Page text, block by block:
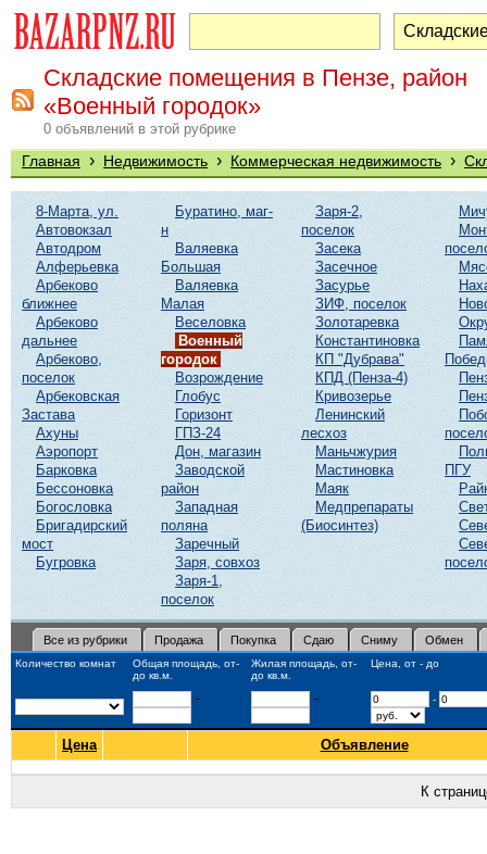
Складские помещения в Пензе, район
«Военный городок»
0 объявлений в этой рубрике
Главная › Недвижимость › Коммерческая недвижимость ›
8-Марта, ул.
Автовокзал
Автодром
Алферьевка
Арбеково
ближнее
Арбеково
дальнее
Арбеково,
поселок
Арбековская
Застава
Ахуны
Аэропорт
Барковка
Бессоновка
Богословка
Бригадирский
мост
Бугровка
Буратино, маг-
н
Валяевка
Большая
Валяевка
Малая
Веселовка
Военный
городок
Возрождение
Глобус
Горизонт
ГПЗ-24
Дон, магазин
Заводской
район
Западная
поляна
Заречный
Заря, совхоз
Заря-1,
поселок
Заря-2,
поселок
Засека
Засечное
Засурье
ЗИФ, поселок
Золотаревка
Константиновка
КП "Дубрава"
КПД (Пенза-4)
Кривозерье
Ленинский
лесхоз
Маньчжурия
Мастиновка
Маяк
Медпрепараты
(Биосинтез)
ПГУ
Все из рубрики Продажа Покупка Сдаю Сниму Обмен
Количество комнат
Общая площадь, от-
до кв.м.
Жилая площадь, от-
до кв.м.
Цена, от - до
- - -
Цена Объявление
К